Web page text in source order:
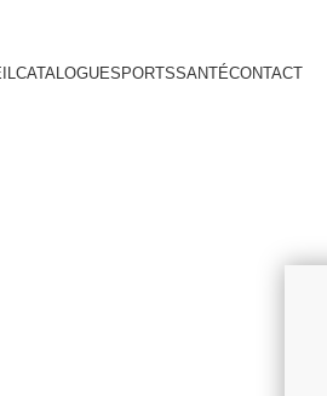
CATALOGUESPORTSSANTÉCONTACT